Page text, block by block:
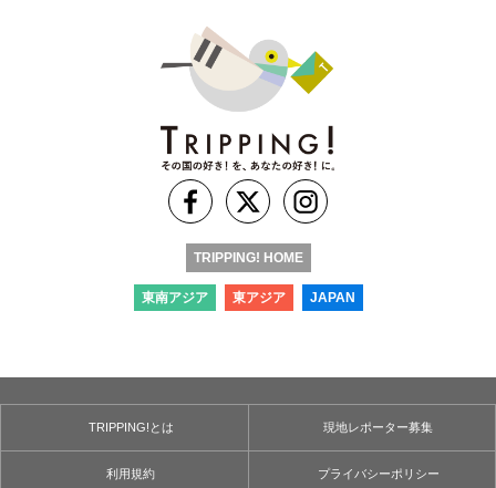
TRIPPING! HOME
東南アジア 東アジア JAPAN
TRIPPING!とは 現地レポーター募集
利用規約 プライバシーポリシー